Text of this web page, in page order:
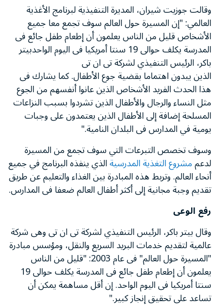
وقالت جوزيت شيران، المديرة التنفيذية لبرنامج الأغذية
العالمي: "إن المسيرة حول العالم سوف تجمع معا جميع
الأشخاص قليل من الناس يعلمون أن إطعام طفل جائع فى
المدرسة يكلف حوالى 19 سنتا أمريكيا فى اليوم الواحدبيتر
باكر، الرئيس التنفيذي لشركة تى ان تى
الذين يبدون اهتماما بقضية جوع الأطفال. كما يشارك فى
هذا الحدث الفريد الأشخاص الذين عانوا أنفسهم من الجوع
مثل النساء والرجال والأطفال الذين تشردوا بسبب النزاعات
المسلحة إضافة إلى الأطفال الذين يعتمدون على وجبات
يومية في المدارس فى البلدان النامية."
وسوف تخصص التبرعات التي سوف تجمع من المسيرة
لدعممشروع التغذية المدرسيةالذي ينفذه البرنامج في جميع
أنحاء العالم. وتربط هذه المبادرة بين الغذاء والتعليم عن طريق
تقديم وجبة مجانية إلى أكثر أطفال العالم ضعفا فى المدارس.
رفع الوعى
وقال بيتر باكر، الرئيس التنفيذي لشركة تى ان تى وهى شركة
عالمية لتقديم خدمات البريد السريع والنقل، ومؤسس مبادرة
"المسيرة حول العالم" فى عام 2003: "قليل من الناس
يعلمون أن إطعام طفل جائع فى المدرسة يكلف حوالى 19
سنتا أمريكيا فى اليوم الواحد. إن أقل مساهمة يمكن أن
تساعد على تحقيق إنجاز كبير."